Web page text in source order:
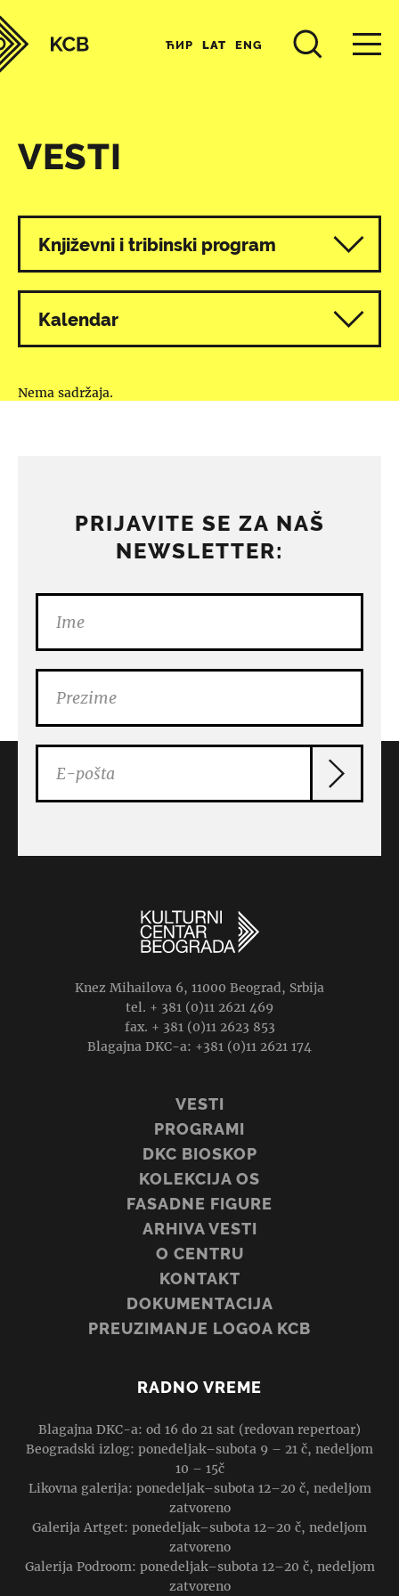
ЋИР LAT ENG
VESTI
Svi programi
Književni i tribinski program
Kalendar
Nema sadržaja.
PRIJAVITE SE ZA NAŠ
NEWSLETTER:
Knez Mihailova 6, 11000 Beograd, Srbija
tel. + 381 (0)11 2621 469
fax. + 381 (0)11 2623 853
Blagajna DKC-a: +381 (0)11 2621 174
VESTI
PROGRAMI
DKC BIOSKOP
KOLEKCIJA OS
FASADNE FIGURE
ARHIVA VESTI
O CENTRU
KONTAKT
DOKUMENTACIJA
PREUZIMANJE LOGOA KCB
RADNO VREME
Blagajna DKC-a: od 16 do 21 sat (redovan repertoar)
Beogradski izlog: ponedeljak–subota 9 – 21 č, nedeljom
10 – 15č
Likovna galerija: ponedeljak–subota 12–20 č, nedeljom
zatvoreno
Galerija Artget: ponedeljak–subota 12–20 č, nedeljom
zatvoreno
Galerija Podroom: ponedeljak–subota 12–20 č, nedeljom
zatvoreno